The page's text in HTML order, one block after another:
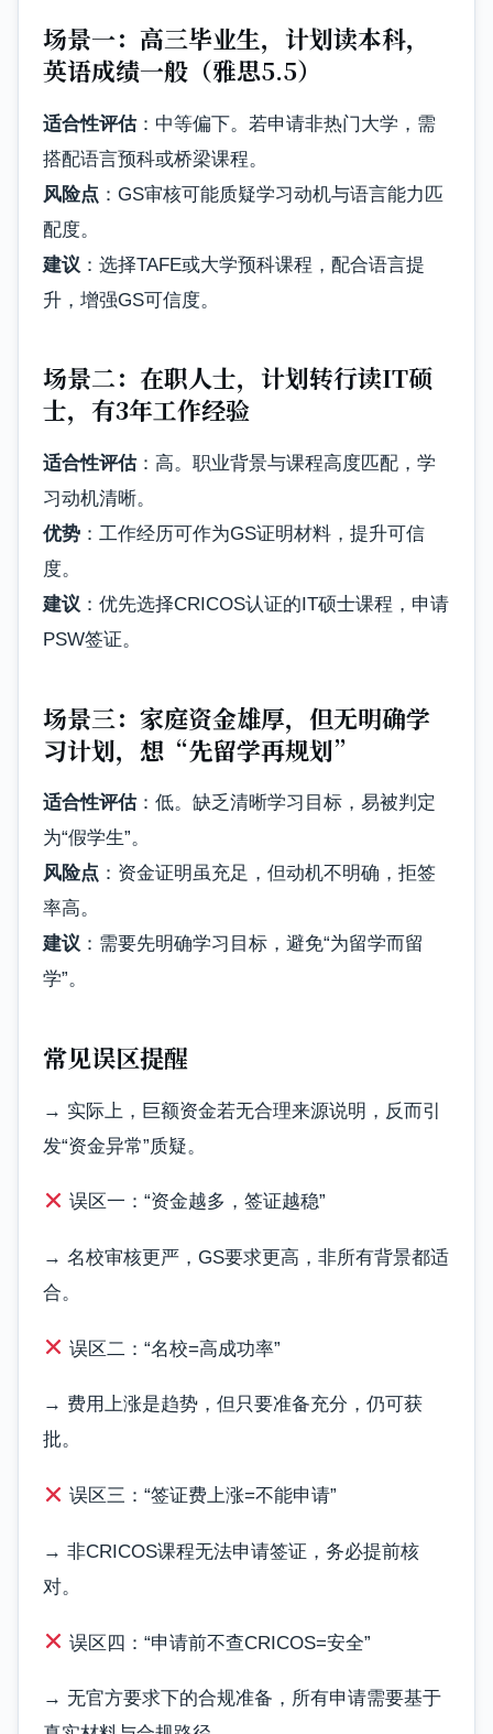
场景一：高三毕业生，计划读本科，
英语成绩一般（雅思5.5）
适合性评估：中等偏下。若申请非热门大学，需
搭配语言预科或桥梁课程。
风险点 ：GS审核可能质疑学习动机与语言能力匹
配度。
建议 ：选择TAFE或大学预科课程，配合语言提
升，增强GS可信度。
场景二：在职人士，计划转行读IT硕
士，有3年工作经验
适合性评估：高。职业背景与课程高度匹配，学
习动机清晰。
优势 ：工作经历可作为GS证明材料，提升可信
度。
建议 ：优先选择CRICOS认证的IT硕士课程，申请
PSW签证。
场景三：家庭资金雄厚，但无明确学
习计划，想“先留学再规划”
适合性评估：低。缺乏清晰学习目标，易被判定
为“假学生”。
风险点 ：资金证明虽充足，但动机不明确，拒签
率高。
建议 ：需要先明确学习目标，避免“为留学而留
学”。
常见误区提醒
→ 实际上，巨额资金若无合理来源说明，反而引
发“资金异常”质疑。
误区一：“资金越多，签证越稳”
→ 名校审核更严，GS要求更高，非所有背景都适
合。
误区二：“名校=高成功率”
→ 费用上涨是趋势，但只要准备充分，仍可获
批。
误区三：“签证费上涨=不能申请”
→ 非CRICOS课程无法申请签证，务必提前核
对。
误区四：“申请前不查CRICOS=安全”
→ 无官方要求下的合规准备，所有申请需要基于